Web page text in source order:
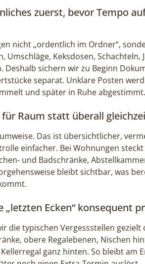
zuerst, bevor Tempo
nicht „ordentlich im Ordner“,
Umschläge, Keksdosen, Schachteln,
Deshalb sichern wir zu Beginn
separat. Unklare Posten
und später in Ruhe abgestimmt.
für Raum statt überall
Das ist übersichtlicher,
einfacher. Bei Wohnungen
und Badschränke,
bleibt sichtbar, was
„letzten Ecken“ konsequent
die typischen Vergessstellen gezielt
obere Regalebenen, Nischen
ganz hinten. So bleibt am